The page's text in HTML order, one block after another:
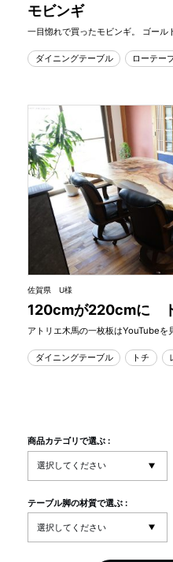
モビンギ
一目惚れで買ったモビンギ。 ゴール
ダイニングテーブル ローテー
佐賀県 U様
120cmが220cmに
アトリエ木馬の一枚板はYouTubeを
ダイニングテーブル トチ
商品カテゴリで選ぶ :
テーブル脚の材質で選ぶ :